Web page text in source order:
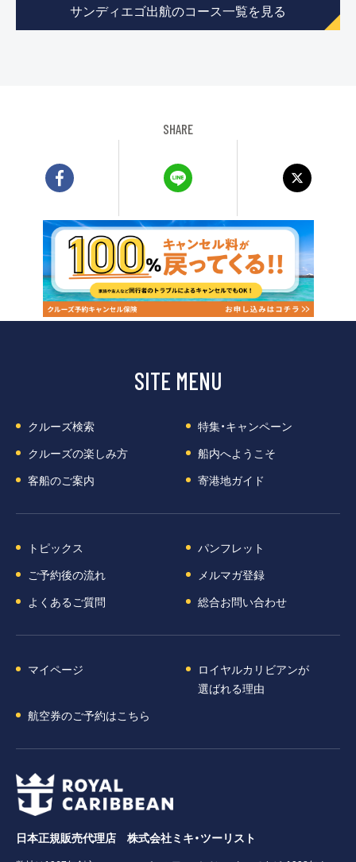
サンディエゴ出航のコース一覧を見る
SHARE
SITE MENU
クルーズ検索
特集・キャンペーン
クルーズの楽しみ方
船内へようこそ
客船のご案内
寄港地ガイド
トピックス
パンフレット
ご予約後の流れ
メルマガ登録
よくあるご質問
総合お問い合わせ
マイページ
ロイヤルカリビアンが
選ばれる理由
航空券のご予約はこちら
日本正規販売代理店 株式会社ミキ・ツーリスト